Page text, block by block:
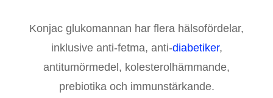
Konjac glukomannan har flera hälsofördelar,
inklusive anti-fetma, anti-diabetiker,
antitumörmedel, kolesterolhämmande,
prebiotika och immunstärkande.